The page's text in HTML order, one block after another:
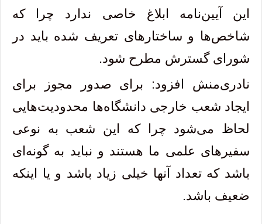
این آیین‌نامه ابلاغ خاصی ندارد چرا که
شاخص‌ها و ساختارهای تعریف شده باید در
شورای گسترش مطرح شود.
نادری‌منش افزود: برای صدور مجوز برای
ایجاد شعب خارجی دانشگاه‌ها محدودیت‌هایی
لحاظ می‌شود چرا که این شعب به نوعی
سفیرهای علمی ما هستند و نباید به گونه‌ای
باشد که تعداد آنها خیلی زیاد باشد و یا اینکه
ضعیف باشد.